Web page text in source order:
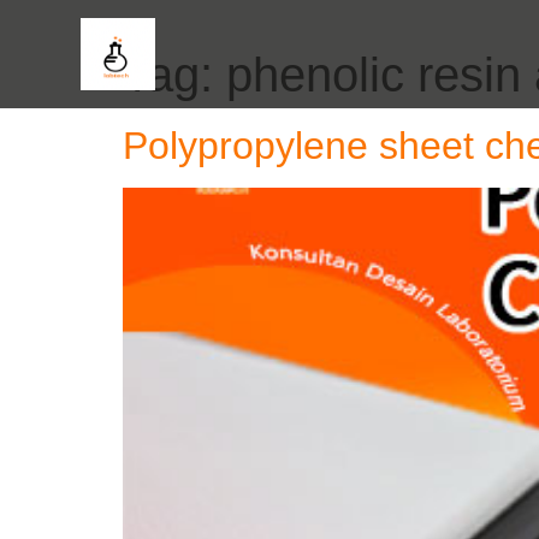
Tag: phenolic
Polypropylene sheet